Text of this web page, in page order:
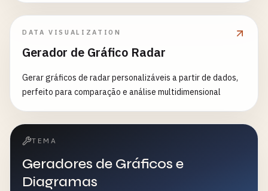
DATA VISUALIZATION
Gerador de Gráfico Radar
Gerar gráficos de radar personalizáveis a partir de dados,
perfeito para comparação e análise multidimensional
TEMA
Geradores de Gráficos e
Diagramas